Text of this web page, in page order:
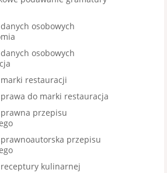
osobowych
osobowych
restauracji
do marki restauracja
przepisu
przepisu
kulinarnej